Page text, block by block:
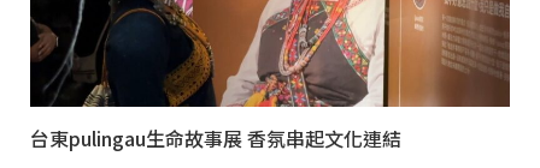
台東pulingau生命故事展 香氛串起文化連結